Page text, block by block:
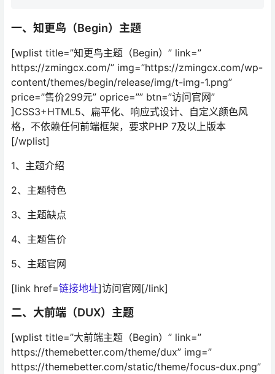
一、知更鸟（Begin）主题
[wplist title=”知更鸟主题（Begin）” link=”
https://zmingcx.com/” img=”https://zmingcx.com/wp-
content/themes/begin/release/img/t-img-1.png”
price=”售价299元” oprice=”” btn=”访问官网”
]CSS3+HTML5、扁平化、响应式设计、自定义颜色风
格，不依赖任何前端框架，要求PHP 7及以上版本
[/wplist]
1、主题介绍
2、主题特色
3、主题缺点
4、主题售价
5、主题官网
[link href=链接地址]访问官网[/link]
二、大前端（DUX）主题
[wplist title=”大前端主题（Begin）” link=”
https://themebetter.com/theme/dux” img=”
https://themebetter.com/static/theme/focus-dux.png”